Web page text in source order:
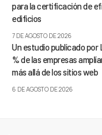
para la certificación de
edificios
7 DE AGOSTO DE 2026
Un estudio publicado por
% de las empresas
más allá de los sitios web
6 DE AGOSTO DE 2026